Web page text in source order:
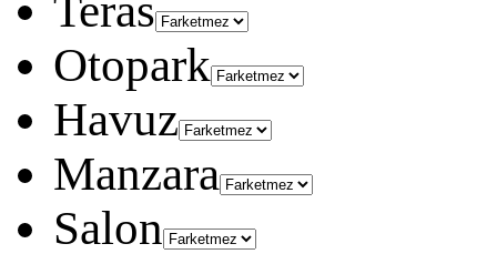
Teras
Otopark
Havuz
Manzara
Salon